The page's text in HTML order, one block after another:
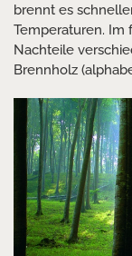
brennt es
Temperaturen. Im
Nachteile
Brennholz